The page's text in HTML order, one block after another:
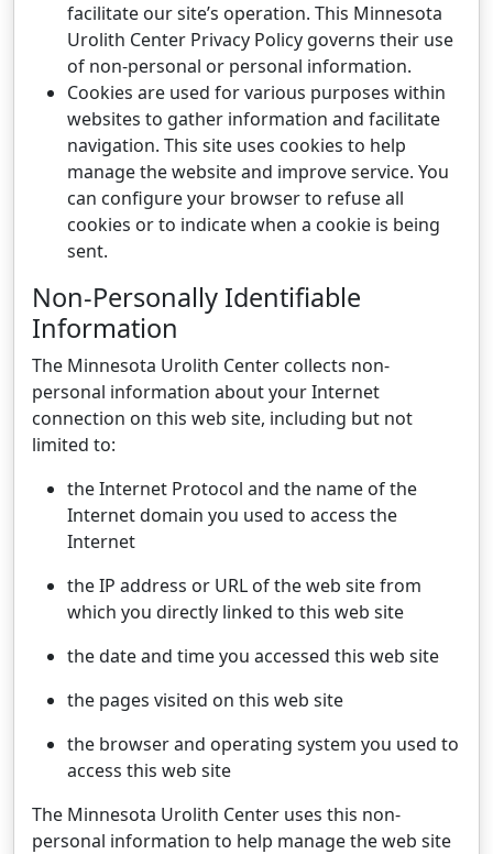
facilitate our site’s operation. This Minnesota
Urolith Center Privacy Policy governs their use
of non-personal or personal information.
Cookies are used for various purposes within
websites to gather information and facilitate
navigation. This site uses cookies to help
manage the website and improve service. You
can configure your browser to refuse all
cookies or to indicate when a cookie is being
sent.
Non-Personally Identifiable
Information
The Minnesota Urolith Center collects non-
personal information about your Internet
connection on this web site, including but not
limited to:
the Internet Protocol and the name of the
Internet domain you used to access the
Internet
the IP address or URL of the web site from
which you directly linked to this web site
the date and time you accessed this web site
the pages visited on this web site
the browser and operating system you used to
access this web site
The Minnesota Urolith Center uses this non-
personal information to help manage the web site